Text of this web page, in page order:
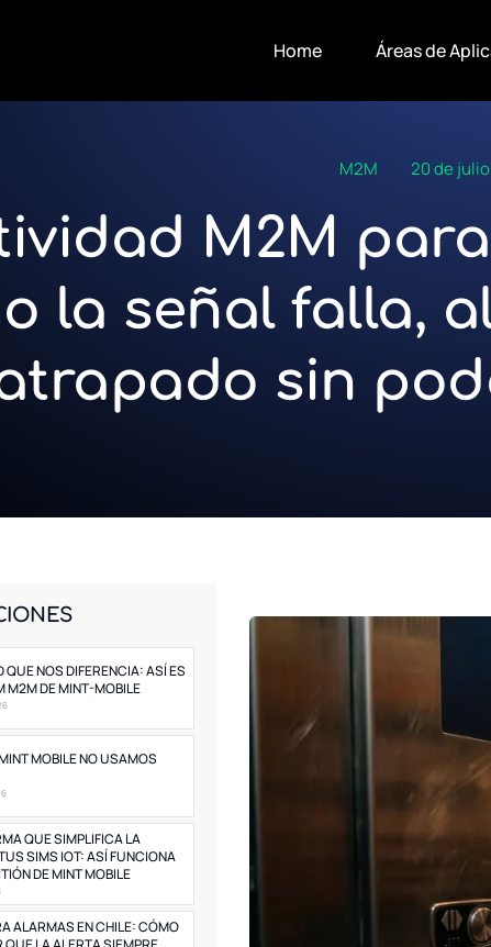
Home Áreas de
M2M 20 de
M2M
la señal falla,
sin
QUE NOS DIFERENCIA: ASÍ ES
M2M DE MINT-MOBILE
MOBILE NO USAMOS
QUE SIMPLIFICA LA
SIMS IOT: ASÍ FUNCIONA
DE MINT MOBILE
ALARMAS EN CHILE: CÓMO